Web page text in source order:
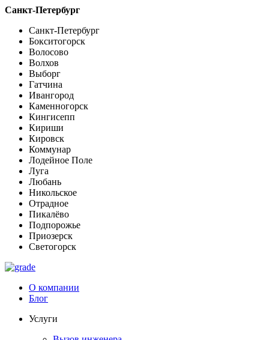
Санкт-Петербург
Санкт-Петербург
Бокситогорск
Волосово
Волхов
Выборг
Гатчина
Ивангород
Каменногорск
Кингисепп
Кириши
Кировск
Коммунар
Лодейное Поле
Луга
Любань
Никольское
Отрадное
Пикалёво
Подпорожье
Приозерск
Светогорск
О компании
Блог
Услуги